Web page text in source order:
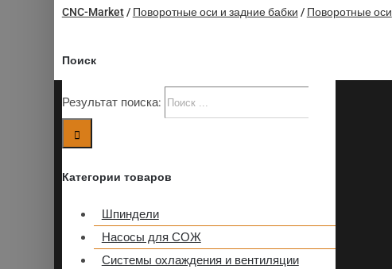
CNC-Market/ Поворотные оси и задние бабки / Поворотные оси
Поиск
Результат поиска:
Категории товаров
Шпиндели
Насосы для СОЖ
Системы охлаждения и вентиляции